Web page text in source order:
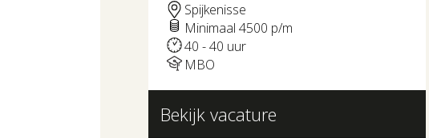
Spijkenisse
Minimaal 4500 p/m
40 - 40 uur
MBO
Bekijk vacature